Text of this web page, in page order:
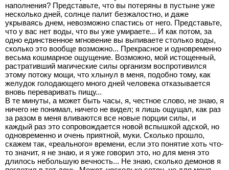
наполнения? Представьте, что вы потеряны в пустыне уже
несколько дней, солнце палит безжалостно, и даже
укрываясь днем, невозможно спастись от него. Представьте,
что у вас нет воды, что вы уже умираете... И как потом, за
одно единственное мгновение вы выпиваете столько воды,
сколько это вообще возможно... Прекрасное и одновременно
весьма кошмарное ощущение. Возможно, мой истощенный,
растративший магические силы организм воспротивился
этому потоку мощи, что хлынул в меня, подобно тому, как
желудок голодающего много дней человека отказывается
вновь переваривать пищу...
В те минуты, а может быть часы, я, честное слово, не знаю, я
ничего не понимал, ничего не видел; я лишь ощущал, как раз
за разом в меня вливаются все новые порции силы, и
каждый раз это сопровождается новой вспышкой адской, но
одновременно и очень приятной, муки. Сколько прошло,
скажем так, «реального» времени, если это понятие хоть что-
то значит, я не знаю, и я уже говорил это, но для меня это
длилось небольшую вечность... Не знаю, сколько демонов я